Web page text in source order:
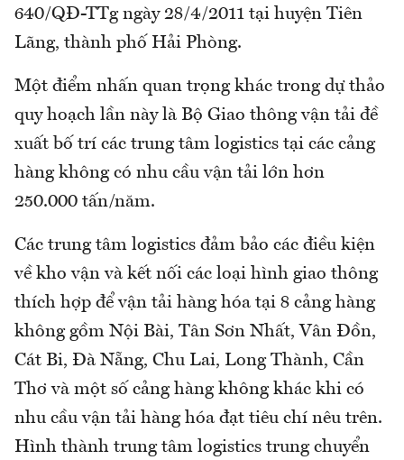
640/QĐ-TTg ngày 28/4/2011 tại huyện Tiên
Lãng, thành phố Hải Phòng.
Một điểm nhấn quan trọng khác trong dự thảo
quy hoạch lần này là Bộ Giao thông vận tải đề
xuất bố trí các trung tâm logistics tại các cảng
hàng không có nhu cầu vận tải lớn hơn
250.000 tấn/năm.
Các trung tâm logistics đảm bảo các điều kiện
về kho vận và kết nối các loại hình giao thông
thích hợp để vận tải hàng hóa tại 8 cảng hàng
không gồm Nội Bài, Tân Sơn Nhất, Vân Đồn,
Cát Bi, Đà Nẵng, Chu Lai, Long Thành, Cần
Thơ và một số cảng hàng không khác khi có
nhu cầu vận tải hàng hóa đạt tiêu chí nêu trên.
Hình thành trung tâm logistics trung chuyển